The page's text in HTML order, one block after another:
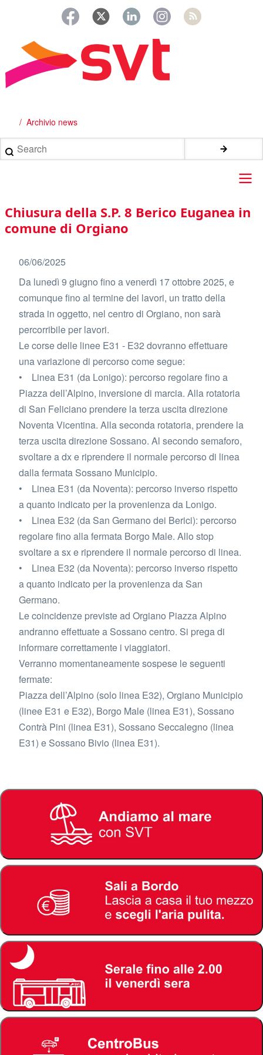
principale
Briciole
di
pane
Archivio news
Search
Main
navigation
Chiusura della S.P. 8 Berico Euganea in
comune di Orgiano
06/06/2025
Da lunedì 9 giugno fino a venerdì 17 ottobre 2025, e
comunque fino al termine dei lavori, un tratto della
strada in oggetto, nel centro di Orgiano, non sarà
percorribile per lavori.
Le corse delle linee E31 - E32 dovranno effettuare
una variazione di percorso come segue:
• Linea E31 (da Lonigo): percorso regolare fino a
Piazza dell’Alpino, inversione di marcia. Alla rotatoria
di San Feliciano prendere la terza uscita direzione
Noventa Vicentina. Alla seconda rotatoria, prendere la
terza uscita direzione Sossano. Al secondo semaforo,
svoltare a dx e riprendere il normale percorso di linea
dalla fermata Sossano Municipio.
• Linea E31 (da Noventa): percorso inverso rispetto
a quanto indicato per la provenienza da Lonigo.
• Linea E32 (da San Germano dei Berici): percorso
regolare fino alla fermata Borgo Male. Allo stop
svoltare a sx e riprendere il normale percorso di linea.
• Linea E32 (da Noventa): percorso inverso rispetto
a quanto indicato per la provenienza da San
Germano.
Le coincidenze previste ad Orgiano Piazza Alpino
andranno effettuate a Sossano centro. Si prega di
informare correttamente i viaggiatori.
Verranno momentaneamente sospese le seguenti
fermate:
Piazza dell’Alpino (solo linea E32), Orgiano Municipio
(linee E31 e E32), Borgo Male (linea E31), Sossano
Contrà Pini (linea E31), Sossano Seccalegno (linea
E31) e Sossano Bivio (linea E31).